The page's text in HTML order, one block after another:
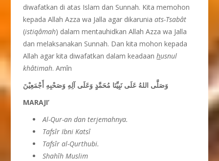
diwafatkan di atas Islam dan Sunnah. Kita memohon
kepada Allah Azza wa Jalla agar dikaruniaats-Tsabât
(istiqâmah) dalam mentauhidkan Allah Azza wa Jalla
dan melaksanakan Sunnah. Dan kita mohon kepada
Allah agar kita diwafatkan dalam keadaanhusnul
khâtimah. Amîn
وَصَلَّى اللهُ عَلَى نَبِيِّنَا مُحَمَّدٍ وَعَلَى آلِهِ وَصَحْبِهِ أَجْمَعِيْنَ
MARAJI’
Al-Qur-an dan terjemahnya.
Tafsîr Ibni Katsî
Tafsîr al-Qurthubi.
Shahîh Muslim